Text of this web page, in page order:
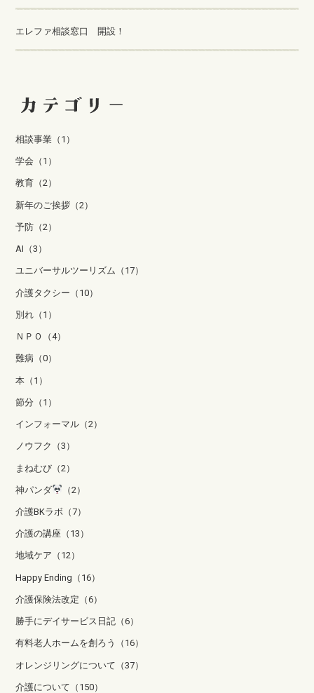
エレファ相談窓口 開設！
相談事業（1）
学会（1）
教育（2）
新年のご挨拶（2）
予防（2）
AI（3）
ユニバーサルツーリズム（17）
介護タクシー（10）
別れ（1）
ＮＰＯ（4）
難病（0）
本（1）
節分（1）
インフォーマル（2）
ノウフク（3）
まねむび（2）
神パンダ （2）
介護BKラボ（7）
介護の講座（13）
地域ケア（12）
Happy Ending（16）
介護保険法改定（6）
勝手にデイサービス日記（6）
有料老人ホームを創ろう（16）
オレンジリングについて（37）
介護について（150）